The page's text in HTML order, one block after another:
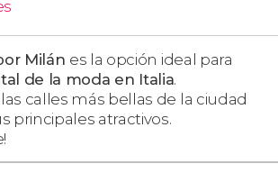
Milán es la opción ideal para
de la moda en Italia.
calles más bellas de la ciudad
principales atractivos.